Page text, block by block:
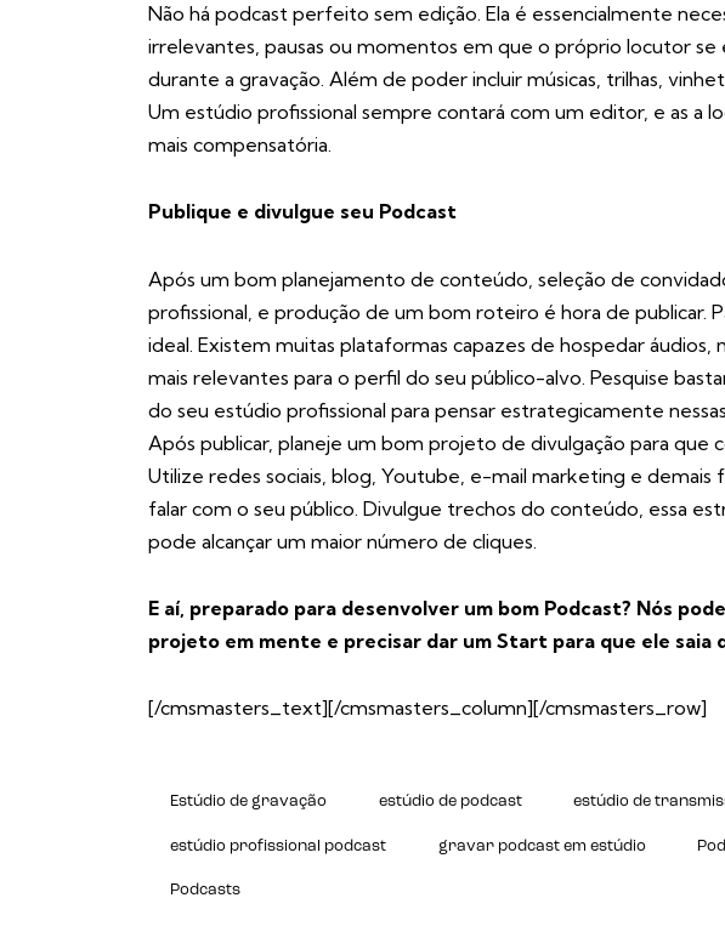
Não há podcast perfeito sem edição. Ela é essencialmente
irrelevantes, pausas ou momentos em que o próprio locutor se
durante a gravação. Além de poder incluir músicas, trilhas,
Um estúdio profissional sempre contará com um editor, e as a
mais compensatória.
Publique e divulgue seu Podcast
Após um bom planejamento de conteúdo, seleção de
profissional , e produção de um bom roteiro é hora de publicar.
ideal. Existem muitas plataformas capazes de hospedar áudios,
mais relevantes para o perfil do seu público-alvo. Pesquise
do seu estúdio profissional para pensar estrategicamente
Após publicar, planeje um bom projeto de divulgação para que
Utilize redes sociais, blog, Youtube, e-mail marketing e demais
falar com o seu público. Divulgue trechos do conteúdo, essa
pode alcançar um maior número de cliques.
E aí, preparado para desenvolver um bom Podcast? Nós
projeto em mente e precisar dar um Start para que ele saia
[/cmsmasters_text][/cmsmasters_column][/cmsmasters_row]
Estúdio de gravação estúdio de podcast estúdio de
estúdio profissional podcast gravar podcast em estúdio
Podcasts